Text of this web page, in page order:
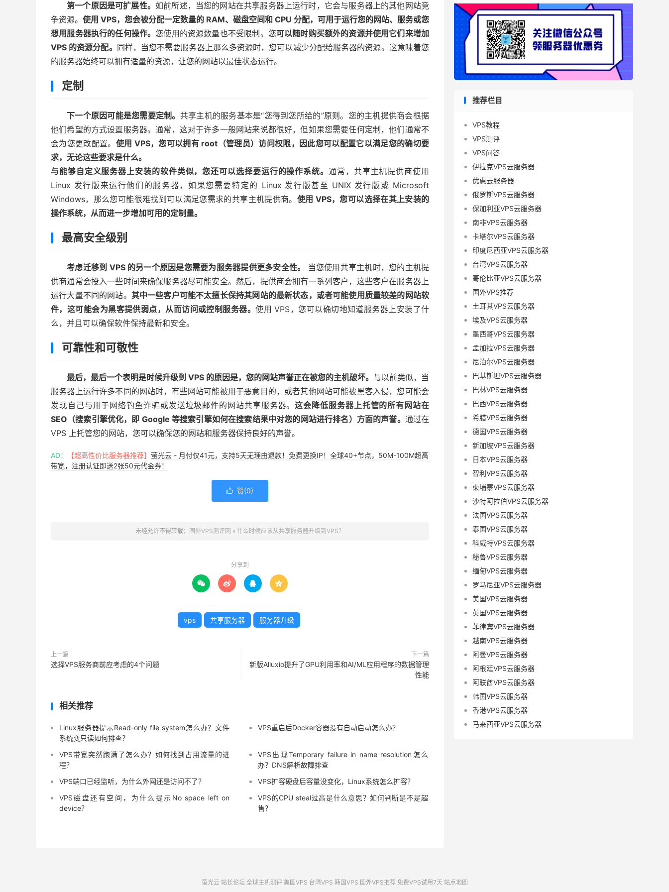
第一个原因是可扩展性。 如前所述，当您的网站在共享服务器上运行时，它会与服务器上的其他网站竞
争资源。 使用 VPS，您会被分配一定数量的 RAM、磁盘空间和 CPU 分配，可用于运行您的网站、服务或您
想用服务器执行的任何操作。您使用的资源数量也不受限制。您可以随时购买额外的资源并使用它们来增加
VPS 的资源分配。 同样，当您不需要服务器上那么多资源时，您可以减少分配给服务器的资源。这意味着您
的服务器始终可以拥有适量的资源，让您的网站以最佳状态运行。
定制
下一个原因可能是您需要定制。 共享主机的服务基本是“您得到您所给的”原则。您的主机提供商会根据
他们希望的方式设置服务器。通常，这对于许多一般网站来说都很好，但如果您需要任何定制，他们通常不
会为您更改配置。 使用 VPS，您可以拥有 root（管理员）访问权限，因此您可以配置它以满足您的确切要
求，无论这些要求是什么。
与能够自定义服务器上安装的软件类似，您还可以选择要运行的操作系统。 通常，共享主机提供商使用
Linux 发行版来运行他们的服务器，如果您需要特定的 Linux 发行版甚至 UNIX 发行版或 Microsoft
Windows，那么您可能很难找到可以满足您需求的共享主机提供商。 使用 VPS，您可以选择在其上安装的
操作系统，从而进一步增加可用的定制量。
最高安全级别
考虑迁移到 VPS 的另一个原因是您需要为服务器提供更多安全性。
当您使用共享主机时，您的主机提
供商通常会投入一些时间来确保服务器尽可能安全。然后，提供商会拥有一系列客户，这些客户在服务器上
运行大量不同的网站。 其中一些客户可能不太擅长保持其网站的最新状态，或者可能使用质量较差的网站软
件，这可能会为黑客提供弱点，从而访问或控制服务器。使用 VPS，您可以确切地知道服务器上安装了什
么，并且可以确保软件保持最新和安全。
可靠性和可敬性
最后，最后一个表明是时候升级到 VPS 的原因是，您的网站声誉正在被您的主机破坏。 与以前类似，当
服务器上运行许多不同的网站时，有些网站可能被用于恶意目的，或者其他网站可能被黑客入侵，您可能会
发现自己与用于网络钓鱼诈骗或发送垃圾邮件的网站共享服务器。这会降低服务器上托管的所有网站在
SEO（搜索引擎优化，即 Google 等搜索引擎如何在搜索结果中对您的网站进行排名）方面的声誉。 通过在
VPS 上托管您的网站，您可以确保您的网站和服务器保持良好的声誉。
AD： 【超高性价比服务器推荐】 萤光云 - 月付仅41元，支持5天无理由退款！免费更换IP！全球40+节点，50M-100M超高
带宽，注册认证即送2张50元代金券！
 赞(0)
未经允许不得转载； 国外VPS测评网 » 什么时候应该从共享服务器升级到VPS？
分享到
   
vps 共享服务器 服务器升级
上一篇
选择VPS服务商前应考虑的4个问题
下一篇
新版Alluxio提升了GPU利用率和AI/ML应用程序的数据管理
性能
相关推荐
Linux服务器提示Read-only file system怎么办？文件
系统变只读如何排查？
VPS重启后Docker容器没有自动启动怎么办？
VPS带宽突然跑满了怎么办？如何找到占用流量的进
程？
VPS出现Temporary failure in name resolution怎么
办？DNS解析故障排查
VPS端口已经监听，为什么外网还是访问不了？
VPS扩容硬盘后容量没变化，Linux系统怎么扩容？
VPS磁盘还有空间，为什么提示No space left on
device？
VPS的CPU steal过高是什么意思？如何判断是不是超
售？
推荐栏目
VPS教程
VPS测评
VPS问答
伊拉克VPS云服务器
优惠云服务器
俄罗斯VPS云服务器
保加利亚VPS云服务器
南非VPS云服务器
卡塔尔VPS云服务器
印度尼西亚VPS云服务器
台湾VPS云服务器
哥伦比亚VPS云服务器
国外VPS推荐
土耳其VPS云服务器
埃及VPS云服务器
墨西哥VPS云服务器
孟加拉VPS云服务器
尼泊尔VPS云服务器
巴基斯坦VPS云服务器
巴林VPS云服务器
巴西VPS云服务器
希腊VPS云服务器
德国VPS云服务器
新加坡VPS云服务器
日本VPS云服务器
智利VPS云服务器
柬埔寨VPS云服务器
沙特阿拉伯VPS云服务器
法国VPS云服务器
泰国VPS云服务器
科威特VPS云服务器
秘鲁VPS云服务器
缅甸VPS云服务器
罗马尼亚VPS云服务器
美国VPS云服务器
英国VPS云服务器
菲律宾VPS云服务器
越南VPS云服务器
阿曼VPS云服务器
阿根廷VPS云服务器
阿联酋VPS云服务器
韩国VPS云服务器
香港VPS云服务器
马来西亚VPS云服务器
萤光云 站长论坛 全球主机测评 美国VPS 台湾VPS 韩国VPS 国外VPS推荐 免费VPS试用7天 站点地图